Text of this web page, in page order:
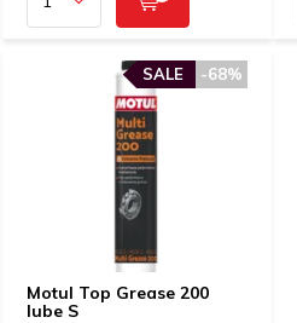
Motul Top Grease 200
lube S
-68%
SALE